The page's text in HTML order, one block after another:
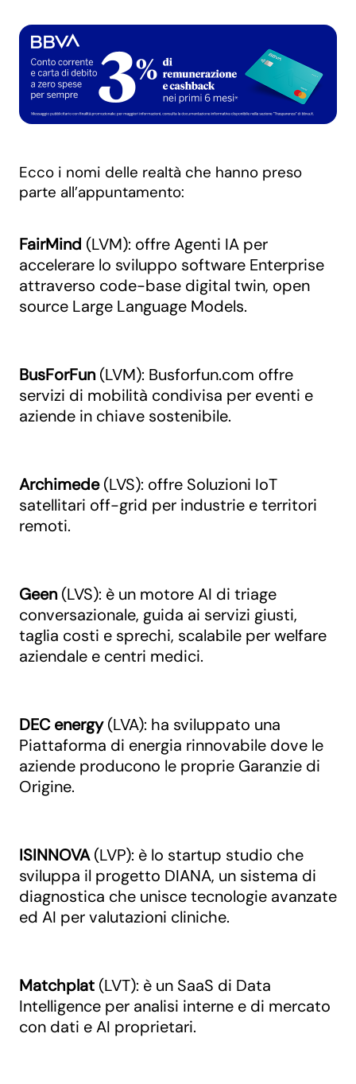
Ecco i nomi delle realtà che hanno preso
parte all’appuntamento:
FairMind (LVM): offre Agenti IA per
accelerare lo sviluppo software Enterprise
attraverso code-base digital twin, open
source Large Language Models.
BusForFun (LVM): Busforfun.com offre
servizi di mobilità condivisa per eventi e
aziende in chiave sostenibile.
Archimede(LVS): offre Soluzioni IoT
satellitari off-grid per industrie e territori
remoti.
Geen (LVS): è un motore AI di triage
conversazionale, guida ai servizi giusti,
taglia costi e sprechi, scalabile per welfare
aziendale e centri medici.
DEC energy(LVA): ha sviluppato una
Piattaforma di energia rinnovabile dove le
aziende producono le proprie Garanzie di
Origine.
ISINNOVA(LVP): è lo startup studio che
sviluppa il progetto DIANA, un sistema di
diagnostica che unisce tecnologie avanzate
ed AI per valutazioni cliniche.
Matchplat (LVT): è un SaaS di Data
Intelligence per analisi interne e di mercato
con dati e AI proprietari.